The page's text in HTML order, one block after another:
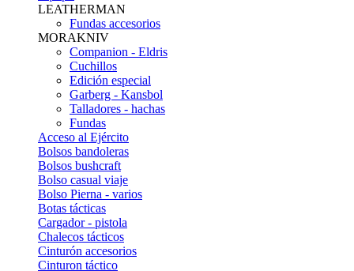
LEATHERMAN
Fundas accesorios
MORAKNIV
Companion - Eldris
Cuchillos
Edición especial
Garberg - Kansbol
Talladores - hachas
Fundas
Acceso al Ejército
Bolsos bandoleras
Bolsos bushcraft
Bolso casual viaje
Bolso Pierna - varios
Botas tácticas
Cargador - pistola
Chalecos tácticos
Cinturón accesorios
Cinturon táctico